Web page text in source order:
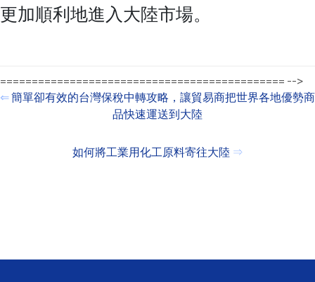
更加順利地進入大陸市場。
============================================= -->
⇐簡單卻有效的台灣保稅中轉攻略，讓貿易商把世界各地優勢商
品快速運送到大陸
如何將工業用化工原料寄往大陸 ⇒